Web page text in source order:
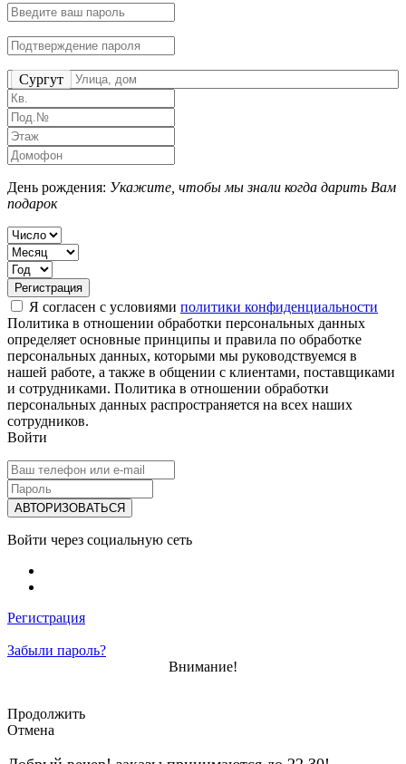
Сургут
День рождения: Укажите, чтобы мы знали когда дарить Вам
подарок
Я согласен с условиями политики конфиденциальности
Политика в отношении обработки персональных данных
определяет основные принципы и правила по обработке
персональных данных, которыми мы руководствуемся в
нашей работе, а также в общении с клиентами, поставщиками
и сотрудниками. Политика в отношении обработки
персональных данных распространяется на всех наших
сотрудников.
Войти
Войти через социальную сеть
Регистрация
Забыли пароль?
Внимание!
Продолжить
Отмена